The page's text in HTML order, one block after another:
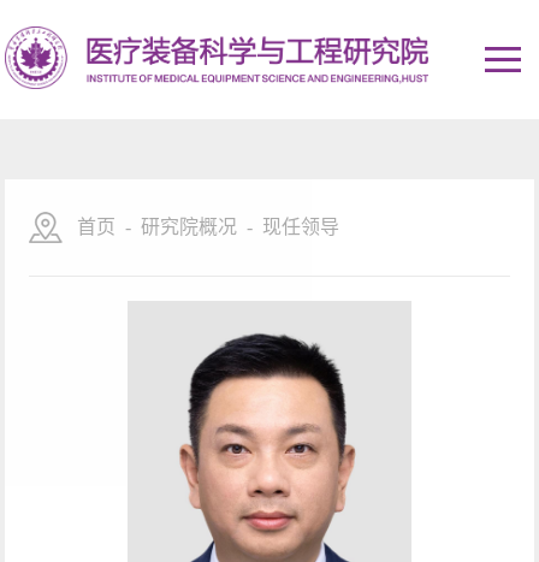
首页 - 研究院概况 - 现任领导